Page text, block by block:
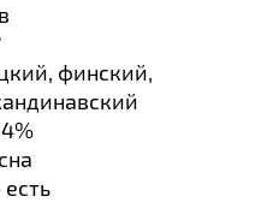
финский,